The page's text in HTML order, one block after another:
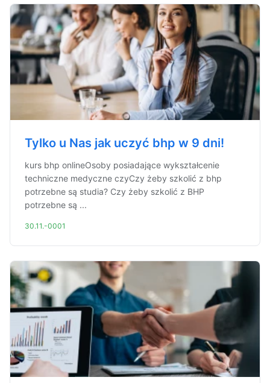
Tylko u Nas jak uczyć bhp w 9 dni!
kurs bhp onlineOsoby posiadające wykształcenie
techniczne medyczne czyCzy żeby szkolić z bhp
potrzebne są studia? Czy żeby szkolić z BHP
potrzebne są ...
30.11.-0001